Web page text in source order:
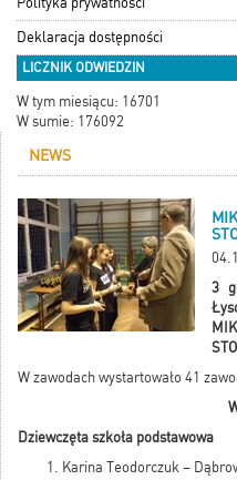
Deklaracja dostępności
LICZNIK ODWIEDZIN
W tym miesiącu: 16701
W sumie: 176092
NEWS
3
W zawodach wystartowało 41
Dziewczęta szkoła podstawowa
Karina Teodorczuk –